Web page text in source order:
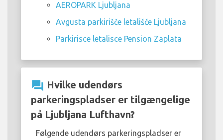
AEROPARK Ljubljana
Avgusta parkirišče letališče Ljubljana
Parkirisce letalisce Pension Zaplata
question_answer Hvilke udendørs
parkeringspladser er tilgængelige
på Ljubljana Lufthavn?
Følgende udendørs parkeringspladser er